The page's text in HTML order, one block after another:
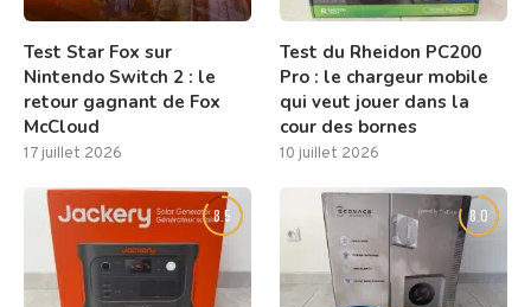
Test Star Fox sur
Nintendo Switch 2 : le
retour gagnant de Fox
McCloud
17 juillet 2026
Test du Rheidon PC200
Pro : le chargeur mobile
qui veut jouer dans la
cour des bornes
10 juillet 2026
8.5 8.0